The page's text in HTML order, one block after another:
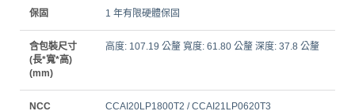
保固 1 年有限硬體保固
含包裝尺寸
(長*寬*高)
(mm)
高度: 107.19 公釐 寬度: 61.80 公釐 深度: 37.8 公釐
NCC CCAI20LP1800T2 / CCAI21LP0620T3